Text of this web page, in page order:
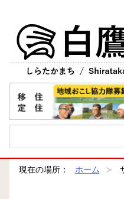
現在の場所： ホーム